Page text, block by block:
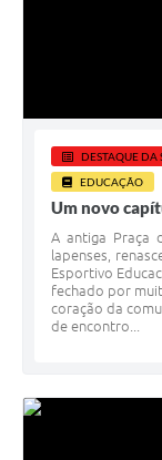
DESTAQUE DA
EDUCAÇÃO
Um novo
A antiga Praça
lapenses,
Esportivo
fechado por
coração da
de encontro...